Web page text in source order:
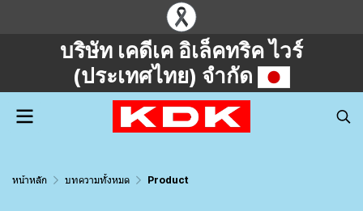
บริษัท เคดีเค อิเล็คทริค ไวร์
(ประเทศไทย) จำกัด
หน้าหลัก บทความทั้งหมด Product